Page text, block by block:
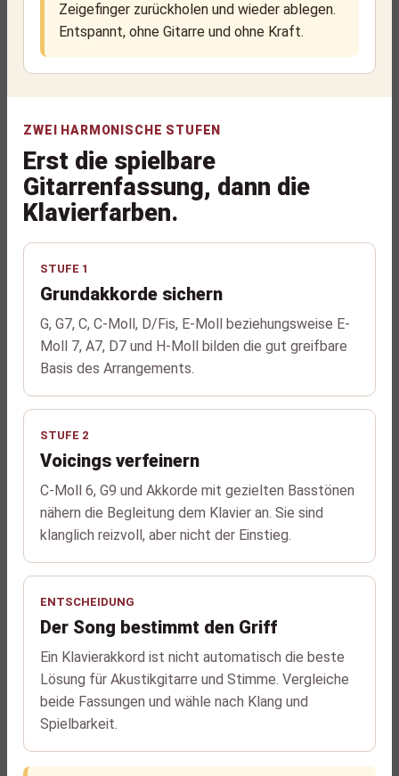
Zeigefinger zurückholen und wieder ablegen.
Entspannt, ohne Gitarre und ohne Kraft.
ZWEI HARMONISCHE STUFEN
Erst die spielbare
Gitarrenfassung, dann die
Klavierfarben.
STUFE 1
Grundakkorde sichern
G, G7, C, C-Moll, D/Fis, E-Moll beziehungsweise E-
Moll 7, A7, D7 und H-Moll bilden die gut greifbare
Basis des Arrangements.
STUFE 2
Voicings verfeinern
C-Moll 6, G9 und Akkorde mit gezielten Basstönen
nähern die Begleitung dem Klavier an. Sie sind
klanglich reizvoll, aber nicht der Einstieg.
ENTSCHEIDUNG
Der Song bestimmt den Griff
Ein Klavierakkord ist nicht automatisch die beste
Lösung für Akustikgitarre und Stimme. Vergleiche
beide Fassungen und wähle nach Klang und
Spielbarkeit.